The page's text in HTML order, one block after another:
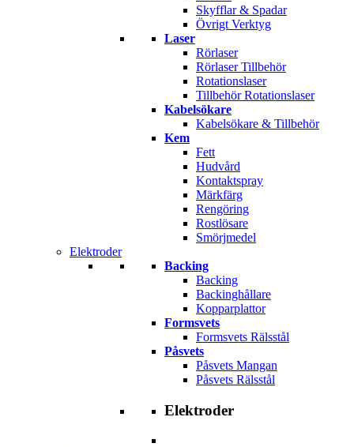
Skyfflar & Spadar
Övrigt Verktyg
Laser
Rörlaser
Rörlaser Tillbehör
Rotationslaser
Tillbehör Rotationslaser
Kabelsökare
Kabelsökare & Tillbehör
Kem
Fett
Hudvård
Kontaktspray
Märkfärg
Rengöring
Rostlösare
Smörjmedel
Elektroder
Backing
Backing
Backinghållare
Kopparplattor
Formsvets
Formsvets Rälsstål
Påsvets
Påsvets Mangan
Påsvets Rälsstål
Elektroder